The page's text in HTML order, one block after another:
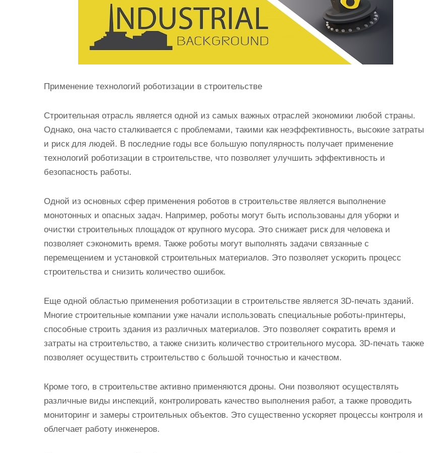
Применение технологий роботизации в строительстве
Строительная отрасль является одной из самых важных отраслей экономики любой страны.
Однако, она часто сталкивается с проблемами, такими как неэффективность, высокие затраты
и риск для людей. В последние годы все большую популярность получает применение
технологий роботизации в строительстве, что позволяет улучшить эффективность и
безопасность работы.
Одной из основных сфер применения роботов в строительстве является выполнение
монотонных и опасных задач. Например, роботы могут быть использованы для уборки и
очистки строительных площадок от крупного мусора. Это снижает риск для человека и
позволяет сэкономить время. Также роботы могут выполнять задачи связанные с
перемещением и установкой строительных материалов. Это позволяет ускорить процесс
строительства и снизить количество ошибок.
Еще одной областью применения роботизации в строительстве является 3D-печать зданий.
Многие строительные компании уже начали использовать специальные роботы-принтеры,
способные строить здания из различных материалов. Это позволяет сократить время и
затраты на строительство, а также снизить количество строительного мусора. 3D-печать также
позволяет осуществить строительство с большой точностью и качеством.
Кроме того, в строительстве активно применяются дроны. Они позволяют осуществлять
различные виды инспекций, контролировать качество выполнения работ, а также проводить
мониторинг и замеры строительных объектов. Это существенно ускоряет процессы контроля и
облегчает работу инженеров.